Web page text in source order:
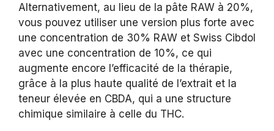
Alternativement, au lieu de la pâte RAW à 20%,
vous pouvez utiliser une version plus forte avec
une concentration de 30% RAW et Swiss Cibdol
avec une concentration de 10%, ce qui
augmente encore l’efficacité de la thérapie,
grâce à la plus haute qualité de l’extrait et la
teneur élevée en CBDA, qui a une structure
chimique similaire à celle du THC.